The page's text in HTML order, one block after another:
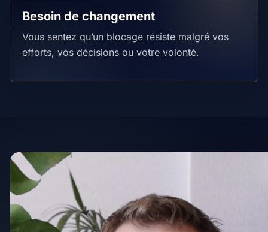
Besoin de changement
Vous sentez qu’un blocage résiste malgré vos
efforts, vos décisions ou votre volonté.